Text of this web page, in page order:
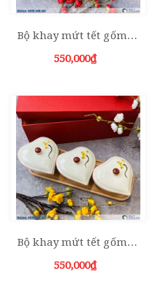
Bộ khay mứt tết gốm sứ bát tim 3 hũ đào đỏ
550,000₫
Bộ khay mứt tết gốm sứ bát tim 3 hũ sen xanh
550,000₫